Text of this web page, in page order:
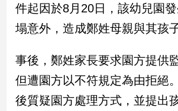
焦
品
點
民
調
國
件起因於8月20日，該幼兒園
塌意外，造成鄭姓母親與其孩
事後，鄭姓家長要求園方提供
但遭園方以不符規定為由拒絕
後質疑園方處理方式，並提出